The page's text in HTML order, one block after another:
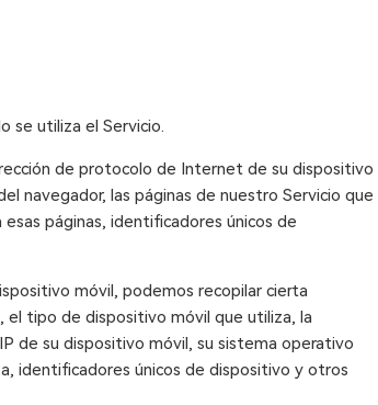
se utiliza el Servicio.
de protocolo de Internet de su dispositivo
navegador, las páginas de nuestro Servicio que
páginas, identificadores únicos de
móvil, podemos recopilar cierta
tipo de dispositivo móvil que utiliza, la
de su dispositivo móvil, su sistema operativo
identificadores únicos de dispositivo y otros